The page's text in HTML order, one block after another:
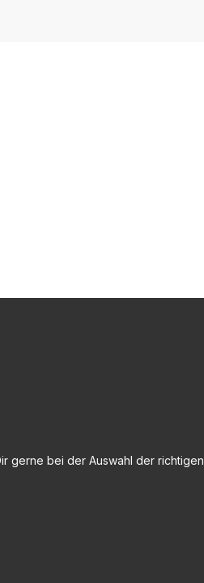
gerne bei der Auswahl der richtigen